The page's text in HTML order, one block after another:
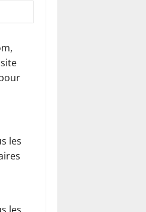
les